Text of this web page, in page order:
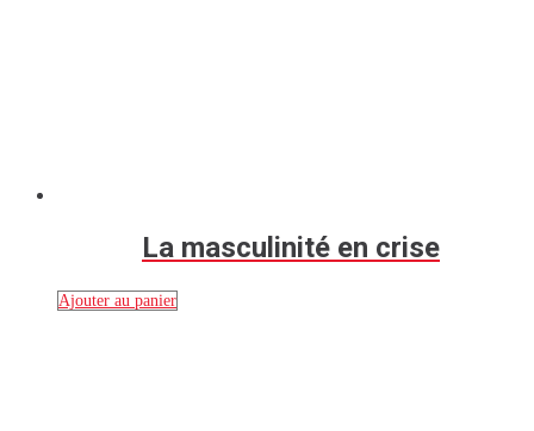
La masculinité en crise
Ajouter au panier